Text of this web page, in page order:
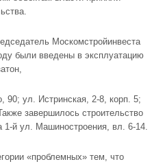
Москомстройинвеста
были введены в эксплуатацию
90; ул. Истринская, 2-8, корп. 5;
завершилось строительство
й ул. Машиностроения, вл. 6-14.
«проблемных» тем, что